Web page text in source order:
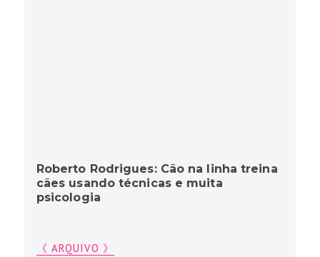
Roberto Rodrigues: Cão na linha treina
cães usando técnicas e muita
psicologia
《 ARQUIVO 》